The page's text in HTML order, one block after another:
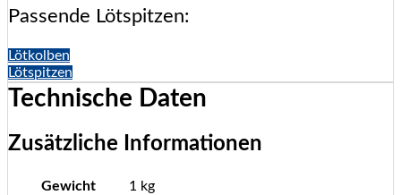
Passende Lötspitzen:
Lötkolben
Lötspitzen
Technische Daten
Zusätzliche Informationen
Gewicht
1 kg